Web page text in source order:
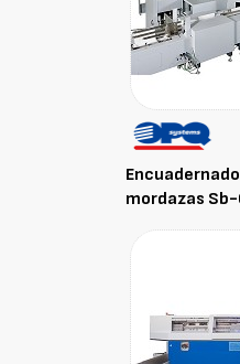
mordazas